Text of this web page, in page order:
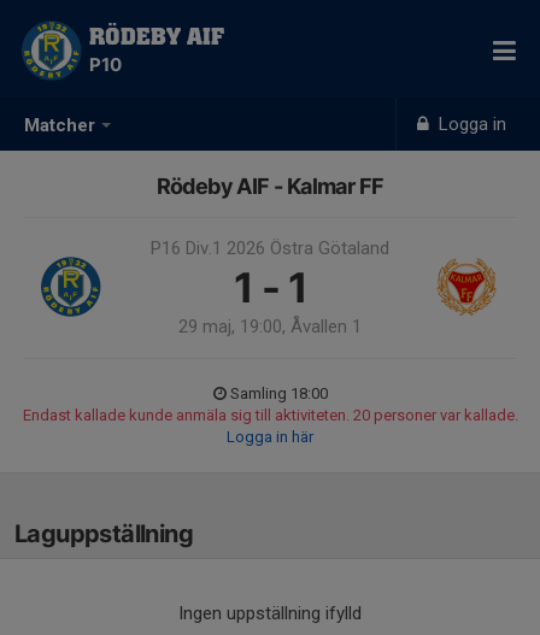
Matcher Logga in
RÖDEBY AIF
P10
Rödeby AIF - Kalmar FF
P16 Div.1 2026 Östra Götaland
1 - 1
29 maj, 19:00, Åvallen 1
Samling 18:00
Endast kallade kunde anmäla sig till aktiviteten. 20 personer var kallade.
Logga in här
Laguppställning
Ingen uppställning ifylld